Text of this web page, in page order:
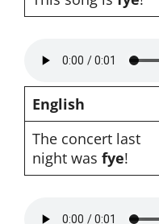
English
The concert last
night was fye!